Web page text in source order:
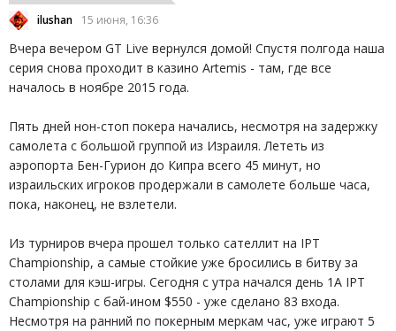
ilushan
15 июня, 16:36
Вчера вечером GT Live вернулся домой! Спустя полгода наша
серия снова проходит в казино Artemis - там, где все
началось в ноябре 2015 года.
Пять дней нон-стоп покера начались, несмотря на задержку
самолета с большой группой из Израиля. Лететь из
аэропорта Бен-Гурион до Кипра всего 45 минут, но
израильских игроков продержали в самолете больше часа,
пока, наконец, не взлетели.
Из турниров вчера прошел только сателлит на IPT
Championship, а самые стойкие уже бросились в битву за
столами для кэш-игры. Сегодня с утра начался день 1A IPT
Championship с бай-ином $550 - уже сделано 83 входа.
Несмотря на ранний по покерным меркам час, уже играют 5